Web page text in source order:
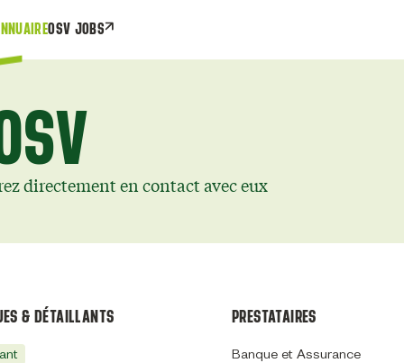
OSV JOBS
directement en contact avec eux
& DÉTAILLANTS PRESTATAIRES
Banque et Assurance